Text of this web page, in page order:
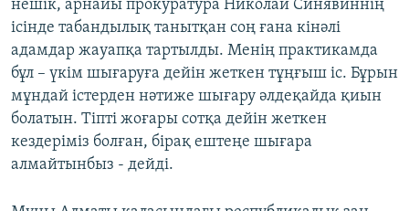
нешік, арнайы прокуратура Николай Синявиннің
ісінде табандылық танытқан соң ғана кінәлі
адамдар жауапқа тартылды. Менің практикамда
бұл – үкім шығаруға дейін жеткен тұңғыш іс. Бұрын
мұндай істерден нәтиже шығару әлдеқайда қиын
болатын. Тіпті жоғары сотқа дейін жеткен
кездеріміз болған, бірақ ештеңе шығара
алмайтынбыз - дейді.